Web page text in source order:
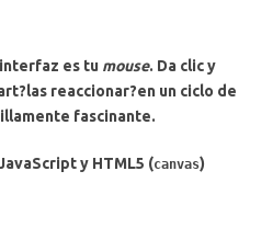
es tu mouse. Da clic y
reaccionar?en un ciclo de
fascinante.
y HTML5 (canvas)